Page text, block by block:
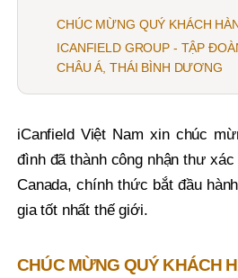
CHÚC MỪNG QUÝ KHÁCH
ICANFIELD GROUP - TẬP
CHÂU Á, THÁI BÌNH DƯƠNG
iCanfield Việt Nam xin chúc
đình đã thành công nhận thư
Canada, chính thức bắt đầu
gia tốt nhất thế giới.
CHÚC MỪNG QUÝ KHÁCH